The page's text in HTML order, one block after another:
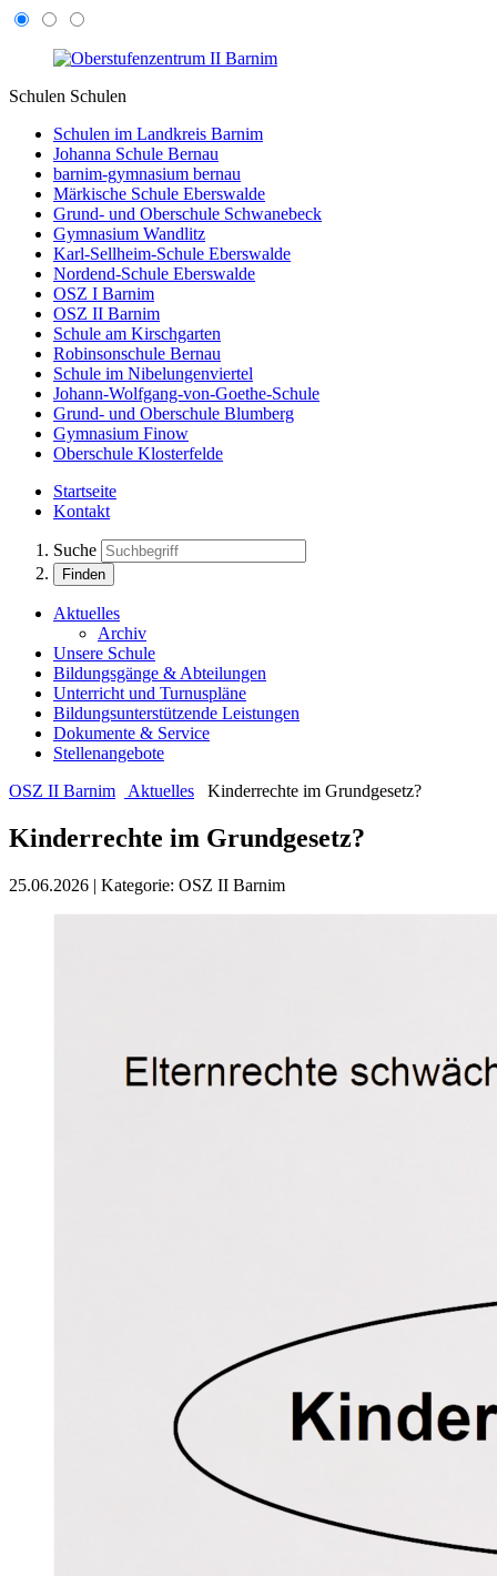
Schulen Schulen
Schulen im Landkreis Barnim
Johanna Schule Bernau
barnim-gymnasium bernau
Märkische Schule Eberswalde
Grund- und Oberschule Schwanebeck
Gymnasium Wandlitz
Karl-Sellheim-Schule Eberswalde
Nordend-Schule Eberswalde
OSZ I Barnim
OSZ II Barnim
Schule am Kirschgarten
Robinsonschule Bernau
Schule im Nibelungenviertel
Johann-Wolfgang-von-Goethe-Schule
Grund- und Oberschule Blumberg
Gymnasium Finow
Oberschule Klosterfelde
Startseite
Kontakt
Suche
Finden
Aktuelles
Archiv
Unsere Schule
Bildungsgänge & Abteilungen
Unterricht und Turnuspläne
Bildungsunterstützende Leistungen
Dokumente & Service
Stellenangebote
OSZ II Barnim
Aktuelles Kinderrechte im Grundgesetz?
Kinderrechte im Grundgesetz?
25.06.2026 | Kategorie: OSZ II Barnim